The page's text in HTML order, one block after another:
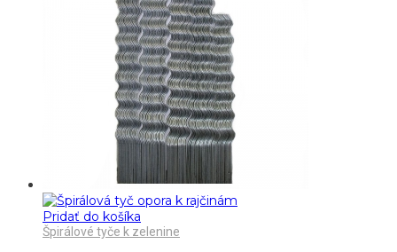
Pridať do košíka
Špirálové tyče k zelenine